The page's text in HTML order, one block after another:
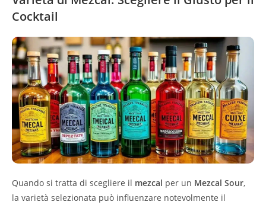
Cocktail
Quando si tratta di scegliere il mezcal per un Mezcal Sour,
la varietà selezionata può influenzare notevolmente il